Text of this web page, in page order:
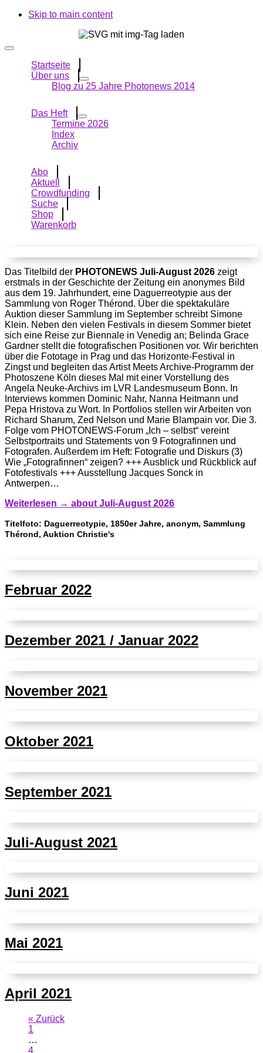
Skip to main content
Startseite
Über uns
Blog zu 25 Jahre Photonews 2014
Das Heft
Termine 2026
Index
Archiv
Abo
Aktuell
Crowdfunding
Suche
Shop
Warenkorb
Das Titelbild der PHOTONEWS Juli-August 2026 zeigt
erstmals in der Geschichte der Zeitung ein anonymes Bild
aus dem 19. Jahrhundert, eine Daguerreotypie aus der
Sammlung von Roger Thérond. Über die spektakuläre
Auktion dieser Sammlung im September schreibt Simone
Klein. Neben den vielen Festivals in diesem Sommer bietet
sich eine Reise zur Biennale in Venedig an; Belinda Grace
Gardner stellt die fotografischen Positionen vor. Wir berichten
über die Fototage in Prag und das Horizonte-Festival in
Zingst und begleiten das Artist Meets Archive-Programm der
Photoszene Köln dieses Mal mit einer Vorstellung des
Angela Neuke-Archivs im LVR Landesmuseum Bonn. In
Interviews kommen Dominic Nahr, Nanna Heitmann und
Pepa Hristova zu Wort. In Portfolios stellen wir Arbeiten von
Richard Sharum, Zed Nelson und Marie Blampain vor. Die 3.
Folge vom PHOTONEWS-Forum „Ich – selbst“ vereint
Selbstportraits und Statements von 9 Fotografinnen und
Fotografen. Außerdem im Heft: Fotografie und Diskurs (3)
Wie „Fotografinnen“ zeigen? +++ Ausblick und Rückblick auf
Fotofestivals +++ Ausstellung Jacques Sonck in
Antwerpen…
Weiterlesen → about Juli-August 2026
Titelfoto: Daguerreotypie, 1850er Jahre, anonym, Sammlung
Thérond, Auktion Christie's
Februar 2022
Dezember 2021 / Januar 2022
November 2021
Oktober 2021
September 2021
Juli-August 2021
Juni 2021
Mai 2021
April 2021
« Zurück
1
…
4